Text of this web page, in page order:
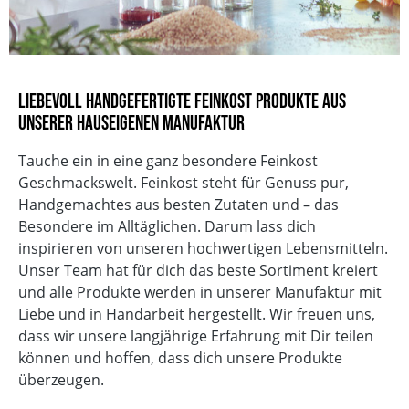
Vegetarisch
Sojafrei
Ohne Geschmacksverstärker
Mit natürlicher Süße
Ohne Palmöl
Liebevoll handgefertigte Feinkost Produkte aus
unserer hauseigenen Manufaktur
Tauche ein in eine ganz besondere Feinkost
Geschmackswelt. Feinkost steht für Genuss pur,
Handgemachtes aus besten Zutaten und – das
Besondere im Alltäglichen. Darum lass dich
inspirieren von unseren hochwertigen Lebensmitteln.
Unser Team hat für dich das beste Sortiment kreiert
und alle Produkte werden in unserer Manufaktur mit
Liebe und in Handarbeit hergestellt. Wir freuen uns,
dass wir unsere langjährige Erfahrung mit Dir teilen
können und hoffen, dass dich unsere Produkte
überzeugen.